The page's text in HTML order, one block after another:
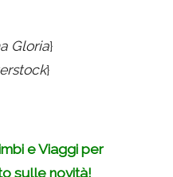
Gloria}
}
e Viaggi per
sulle novità!